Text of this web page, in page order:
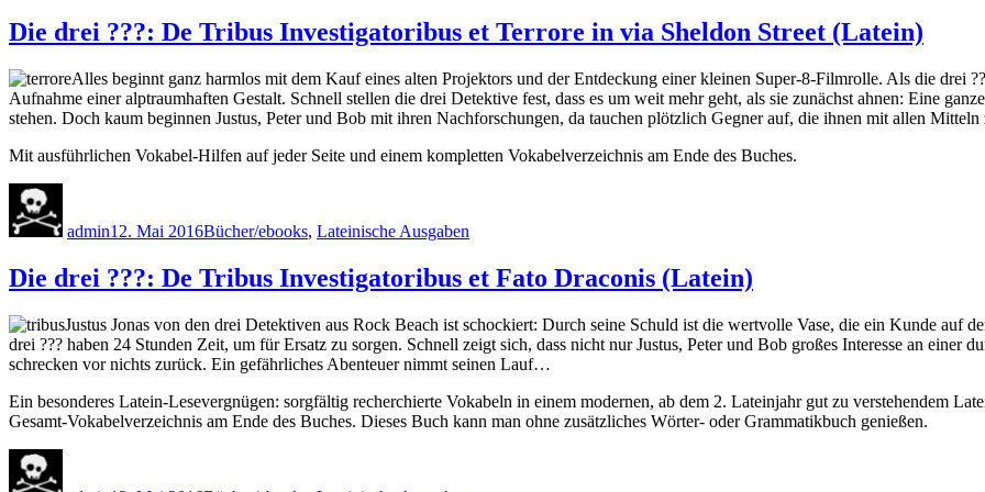
Die drei ???: De Tribus Investigatoribus et Terrore in via Sheldon Street (Latein)
Alles beginnt ganz harmlos mit dem Kauf eines alten Projektors und der Entdeckung einer kleinen Super-8-Filmrolle. Als die drei
Aufnahme einer alptraumhaften Gestalt. Schnell stellen die drei Detektive fest, dass es um weit mehr geht, als sie zunächst ahnen: Eine
stehen. Doch kaum beginnen Justus, Peter und Bob mit ihren Nachforschungen, da tauchen plötzlich Gegner auf, die ihnen mit allen
Mit ausführlichen Vokabel-Hilfen auf jeder Seite und einem kompletten Vokabelverzeichnis am Ende des Buches.
admin12. Mai 2016Bücher/ebooks, Lateinische Ausgaben
Die drei ???: De Tribus Investigatoribus et Fato Draconis (Latein)
Justus Jonas von den drei Detektiven aus Rock Beach ist schockiert: Durch seine Schuld ist die wertvolle Vase, die ein Kunde auf
drei ??? haben 24 Stunden Zeit, um für Ersatz zu sorgen. Schnell zeigt sich, dass nicht nur Justus, Peter und Bob großes Interesse an einer
schrecken vor nichts zurück. Ein gefährliches Abenteuer nimmt seinen Lauf…
Ein besonderes Latein-Lesevergnügen: sorgfältig recherchierte Vokabeln in einem modernen, ab dem 2. Lateinjahr gut zu verstehendem
Gesamt-Vokabelverzeichnis am Ende des Buches. Dieses Buch kann man ohne zusätzliches Wörter- oder Grammatikbuch genießen.